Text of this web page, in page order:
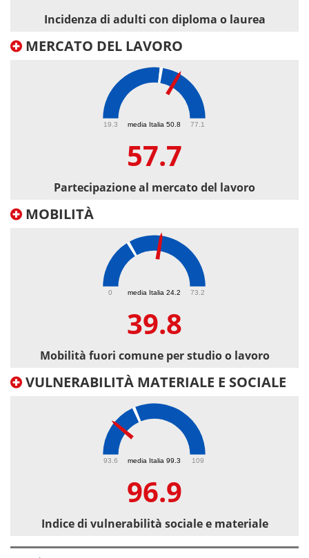
Incidenza di adulti con diploma o laurea
MERCATO DEL LAVORO
media Italia 50.8
19.3 77.1
57.7
Partecipazione al mercato del lavoro
MOBILITÀ
media Italia 24.2
0 73.2
39.8
Mobilità fuori comune per studio o lavoro
VULNERABILITÀ MATERIALE E SOCIALE
media Italia 99.3
93.6 109
96.9
Indice di vulnerabilità sociale e materiale